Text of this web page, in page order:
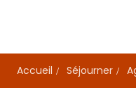
principal
Accueil
Séjourner